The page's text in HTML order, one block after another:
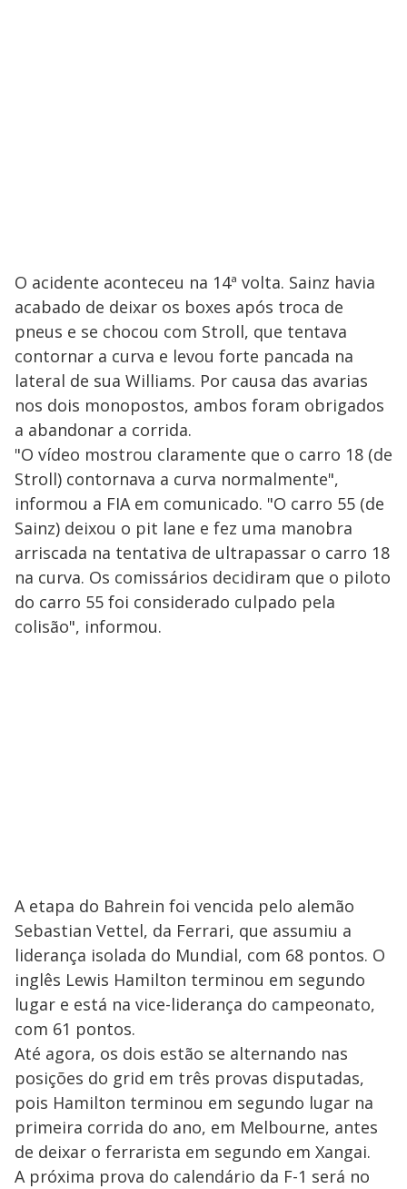
O acidente aconteceu na 14ª volta. Sainz havia
acabado de deixar os boxes após troca de
pneus e se chocou com Stroll, que tentava
contornar a curva e levou forte pancada na
lateral de sua Williams. Por causa das avarias
nos dois monopostos, ambos foram obrigados
a abandonar a corrida.
"O vídeo mostrou claramente que o carro 18 (de
Stroll) contornava a curva normalmente",
informou a FIA em comunicado. "O carro 55 (de
Sainz) deixou o pit lane e fez uma manobra
arriscada na tentativa de ultrapassar o carro 18
na curva. Os comissários decidiram que o piloto
do carro 55 foi considerado culpado pela
colisão", informou.
A etapa do Bahrein foi vencida pelo alemão
Sebastian Vettel, da Ferrari, que assumiu a
liderança isolada do Mundial, com 68 pontos. O
inglês Lewis Hamilton terminou em segundo
lugar e está na vice-liderança do campeonato,
com 61 pontos.
Até agora, os dois estão se alternando nas
posições do grid em três provas disputadas,
pois Hamilton terminou em segundo lugar na
primeira corrida do ano, em Melbourne, antes
de deixar o ferrarista em segundo em Xangai.
A próxima prova do calendário da F-1 será no